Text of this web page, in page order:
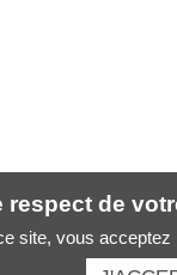
respect de
site, vous